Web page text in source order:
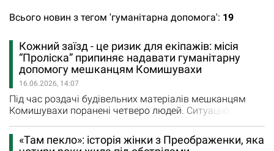
Всього новин з тегом 'гуманітарна допомога': 19
Кожний заїзд - це ризик для екіпажів: місія
“Проліска” припиняє надавати гуманітарну
допомогу мешканцям Комишувахи
16.06.2026, 14:07
Під час роздачі будівельних матеріалів мешканцям
Комишувахи поранені четверо людей. Ситуацію
місії “Проліска” Євген Каплін. “Російська армія
атакувала 5-ма fpv-дронами майданчик біля учбового
«Там пекло»: історія жінки з Преображенки, яка